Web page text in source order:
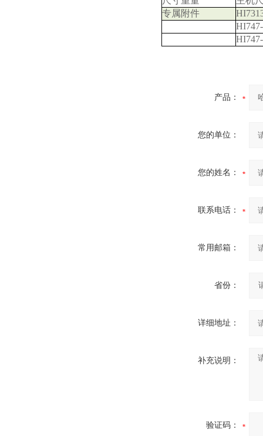
专属附件
产品：
您的单位：
您的姓名：
联系电话：
常用邮箱：
省份：
详细地址：
补充说明：
验证码：